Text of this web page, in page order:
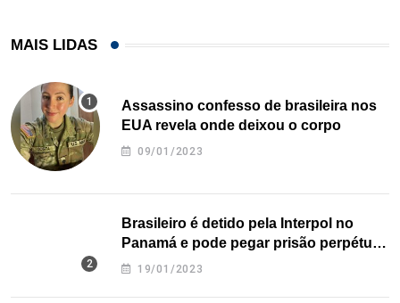
MAIS LIDAS
Assassino confesso de brasileira nos
EUA revela onde deixou o corpo
09/01/2023
Brasileiro é detido pela Interpol no
Panamá e pode pegar prisão perpétua
nos EUA
19/01/2023